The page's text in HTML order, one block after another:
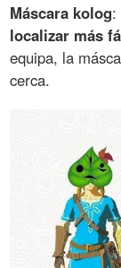
Máscara kolog:
localizar más
equipa, la
cerca.